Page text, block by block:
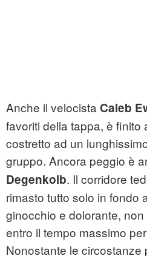
Anche il velocista Caleb
favoriti della tappa, è finito
costretto ad un
gruppo. Ancora peggio è
Degenkolb. Il corridore
rimasto tutto solo in fondo
ginocchio e dolorante,
entro il tempo massimo
Nonostante le circostanze